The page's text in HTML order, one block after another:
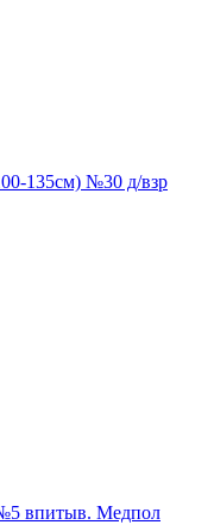
135см) №30 д/взр
впитыв. Медпол